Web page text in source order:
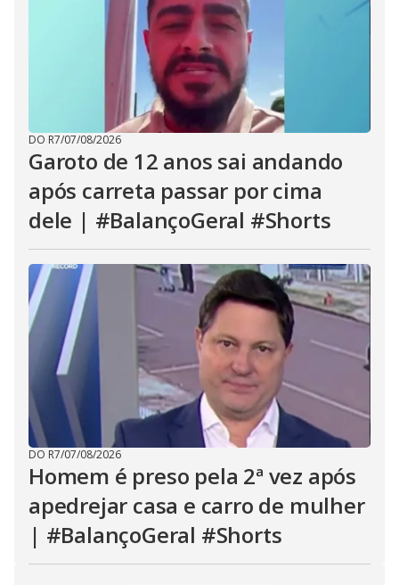
DO R7/07/08/2026
Garoto de 12 anos sai andando
após carreta passar por cima
dele | #BalançoGeral #Shorts
DO R7/07/08/2026
Homem é preso pela 2ª vez após
apedrejar casa e carro de mulher
| #BalançoGeral #Shorts